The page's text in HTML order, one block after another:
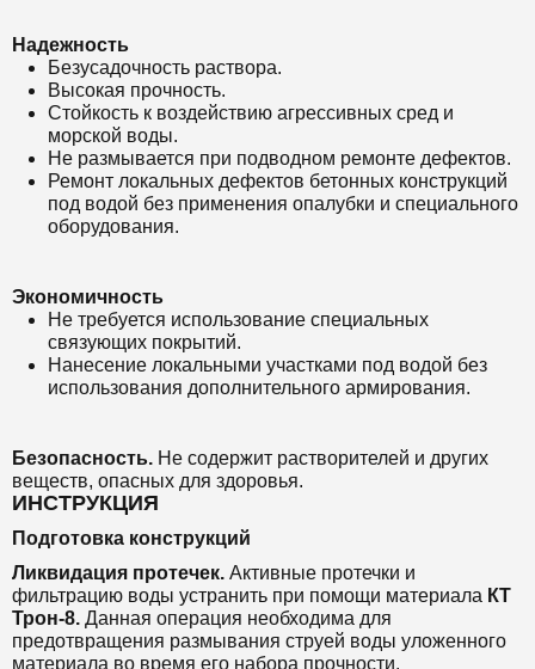
Надежность
Безусадочность раствора.
Высокая прочность.
Стойкость к воздействию агрессивных сред и
морской воды.
Не размывается при подводном ремонте дефектов.
Ремонт локальных дефектов бетонных конструкций
под водой без применения опалубки и специального
оборудования.
Экономичность
Не требуется использование специальных
связующих покрытий.
Нанесение локальными участками под водой без
использования дополнительного армирования.
Безопасность. Не содержит растворителей и других
веществ, опасных для здоровья.
ИНСТРУКЦИЯ
Подготовка конструкций
Ликвидация протечек. Активные протечки и
фильтрацию воды устранить при помощи материала КТ
Трон-8. Данная операция необходима для
предотвращения размывания струей воды уложенного
материала во время его набора прочности.